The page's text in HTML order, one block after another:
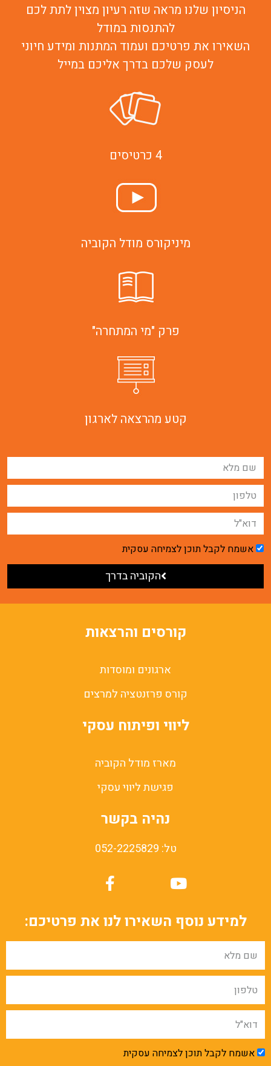
הניסיון שלנו מראה שזה רעיון מצוין לתת לכם
להתנסות במודל
השאירו את פרטיכם ועמוד המתנות ומידע חיוני
לעסק שלכם בדרך אליכם במייל
4 כרטיסים
מיניקורס מודל הקוביה
פרק "מי המתחרה"
קטע מהרצאה לארגון
אשמח לקבל תוכן לצמיחה עסקית
הקוביה בדרך
קורסים והרצאות
ארגונים ומוסדות
קורס פרזנטציה למרצים
ליווי ופיתוח עסקי
מארז מודל הקוביה
פגישת ליווי עסקי
נהיה בקשר
טל: 052-2225829
למידע נוסף השאירו לנו את פרטיכם:
אשמח לקבל תוכן לצמיחה עסקית